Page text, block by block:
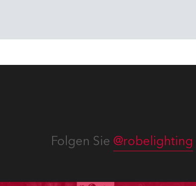
Folgen Sie @robelighting